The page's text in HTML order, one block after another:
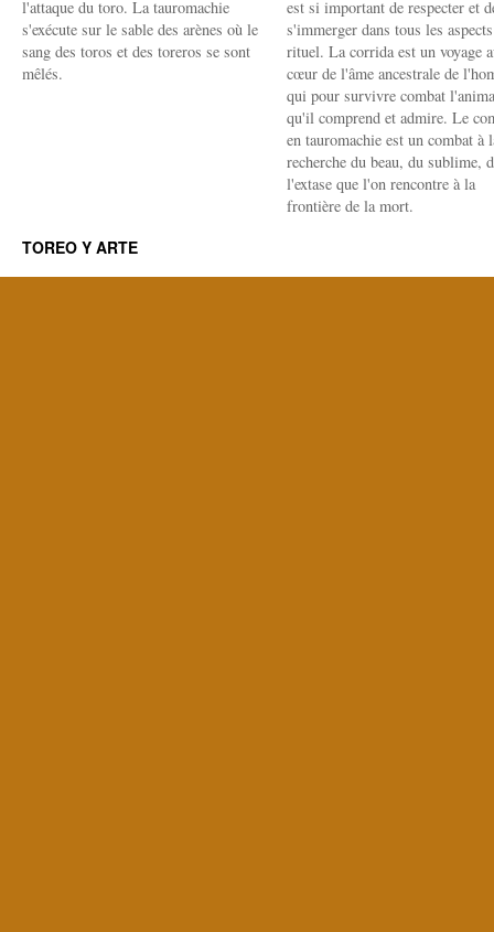
l'attaque du toro. La tauromachie
s'exécute sur le sable des arènes où le
sang des toros et des toreros se sont
mêlés.
est si important de respecter et
s'immerger dans tous les
rituel. La corrida est un voyage
cœur de l'âme ancestrale de
qui pour survivre combat
qu'il comprend et admire. Le
en tauromachie est un combat à
recherche du beau, du sublime,
l'extase que l'on rencontre à la
frontière de la mort.
TOREO Y ARTE